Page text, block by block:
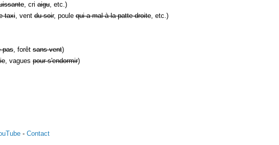
, criaigu, etc.)
taxi, ventdu soir, poulequi a mal à la patte droite, etc.)
pas, forêt sans vent)
, vagues pour s'endormir)
- Contact